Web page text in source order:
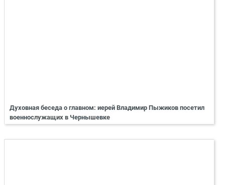
Духовная беседа о главном: иерей Владимир Пыжиков посетил
военнослужащих в Чернышевке